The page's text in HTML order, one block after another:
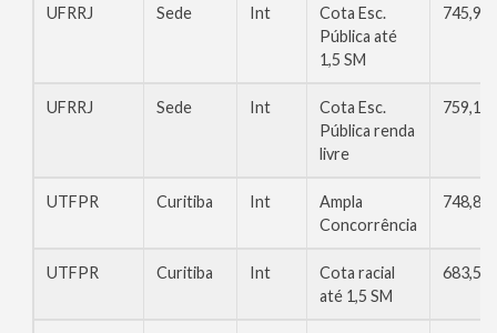
UFRRJ Sede Int
Cota Esc.
Pública até
1,5 SM
745,92
UFRRJ Sede Int
Cota Esc.
Pública renda
livre
759,18
UTFPR Curitiba Int
Ampla
Concorrência
748,84
UTFPR Curitiba Int
Cota racial
até 1,5 SM
683,54